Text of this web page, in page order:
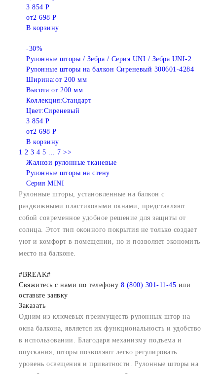
3 854 Р
от2 698 Р
В корзину
-30%
Рулонные шторы / Зебра / Серия UNI / Зебра UNI-2
Рулонные шторы на балкон Сиреневый 300601-4284
Ширина:от 200 мм
Высота:от 200 мм
Коллекция:Стандарт
Цвет:Сиреневый
3 854 Р
от2 698 Р
В корзину
1 2 3 4 5 7 >>
Жалюзи рулонные тканевые
Рулонные шторы на стену
Серия MINI
Рулонные шторы , установленные на балкон с
раздвижными пластиковыми окнами , представляют
собой современное удобное решение для защиты от
солнца. Этот тип оконного покрытия не только создает
уют и комфорт в помещении, но и позволяет экономить
место на балконе.
#BREAK#
Свяжитесь с нами по телефону 8 (800) 301-11-45 или
оставьте заявку
Заказать
Одним из ключевых преимуществ рулонных штор на
окна балкона , является их функциональность и удобство
в использовании. Благодаря механизму подъема и
опускания, шторы позволяют легко регулировать
уровень освещения и приватности. Рулонные шторы на